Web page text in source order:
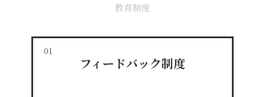
教育制度
01
フィードバック制度